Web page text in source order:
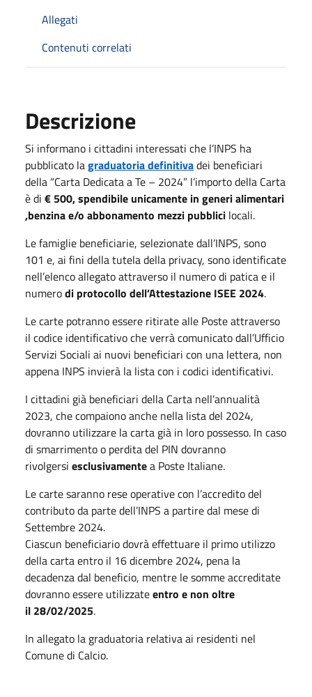
Allegati
Contenuti correlati
Descrizione
Si informano i cittadini interessati che l’INPS ha
pubblicato lagraduatoria definitivadei beneficiari
della “Carta Dedicata a Te – 2024” l’importo della Carta
è di € 500, spendibile unicamente in generi alimentari
,benzina e/o abbonamento mezzi pubblici locali.
Le famiglie beneficiarie, selezionate dall’INPS, sono
101 e, ai fini della tutela della privacy, sono identificate
nell’elenco allegato attraverso il numero di patica e il
numerodi protocollo dell’Attestazione ISEE 2024.
Le carte potranno essere ritirate alle Poste attraverso
il codice identificativo che verrà comunicato dall’Ufficio
Servizi Sociali ai nuovi beneficiari con una lettera, non
appena INPS invierà la lista con i codici identificativi.
I cittadini già beneficiari della Carta nell’annualità
2023, che compaiono anche nella lista del 2024,
dovranno utilizzare la carta già in loro possesso. In caso
di smarrimento o perdita del PIN dovranno
rivolgersi esclusivamentea Poste Italiane.
Le carte saranno rese operative con l’accredito del
contributo da parte dell’INPS a partire dal mese di
Settembre 2024.
Ciascun beneficiario dovrà effettuare il primo utilizzo
della carta entro il 16 dicembre 2024, pena la
decadenza dal beneficio, mentre le somme accreditate
dovranno essere utilizzateentro e non oltre
il 28/02/2025.
In allegato la graduatoria relativa ai residenti nel
Comune di Calcio.